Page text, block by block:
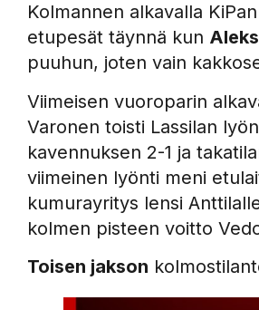
Kolmannen alkavalla
etupesät täynnä kun
puuhun, joten vain
Viimeisen vuoroparin
Varonen toisti Lassilan
kavennuksen 2-1 ja
viimeinen lyönti meni
kumurayritys lensi
kolmen pisteen voitto
Toisen jakson